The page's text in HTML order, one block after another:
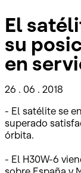
El
su
en
26 . 06 . 2018
- El satélite se
superado
órbita.
- El H30W-6